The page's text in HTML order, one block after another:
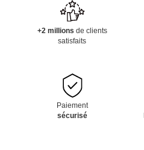
+2 millions de clients
satisfaits
Paiement
sécurisé